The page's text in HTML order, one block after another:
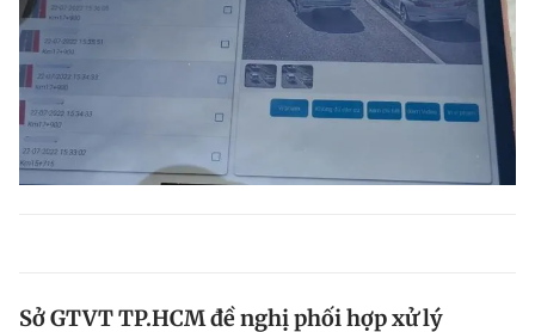
Sở GTVT TP.HCM đề nghị phối hợp xử lý